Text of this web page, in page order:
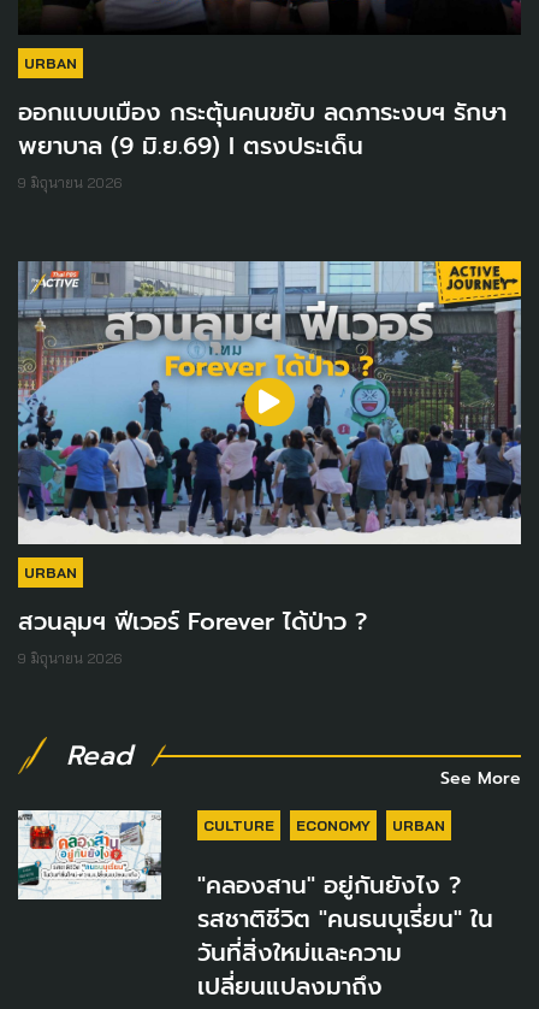
URBAN
ออกแบบเมือง กระตุ้นคนขยับ ลดภาระงบฯ รักษา
พยาบาล (9 มิ.ย.69) I ตรงประเด็น
9 มิถุนายน 2026
URBAN
สวนลุมฯ ฟีเวอร์ Forever ได้ป่าว ?
9 มิถุนายน 2026
Read
See More
CULTURE ECONOMY URBAN
"คลองสาน" อยู่กันยังไง ?
รสชาติชีวิต "คนธนบุเรี่ยน" ใน
วันที่สิ่งใหม่และความ
เปลี่ยนแปลงมาถึง